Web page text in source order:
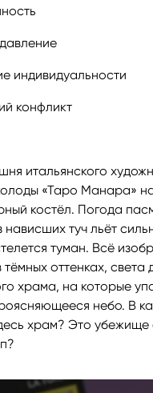
индивидуальности
конфликт
итальянского
«Таро Манара»
костёл. Погода
нависших туч льёт
туман. Всё
тёмных оттенках,
храма, на которые
небо. В
храм? Это убежище